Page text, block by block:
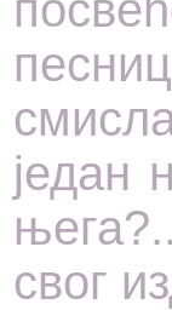
један
свог